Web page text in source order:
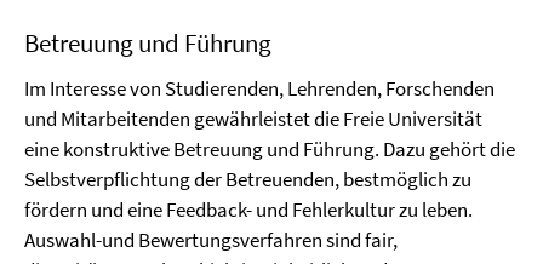
Betreuung und Führung
Im Interesse von Studierenden, Lehrenden, Forschenden
und Mitarbeitenden gewährleistet die Freie Universität
eine konstruktive Betreuung und Führung. Dazu gehört die
Selbstverpflichtung der Betreuenden, bestmöglich zu
fördern und eine Feedback- und Fehlerkultur zu leben.
Auswahl-und Bewertungsverfahren sind fair,